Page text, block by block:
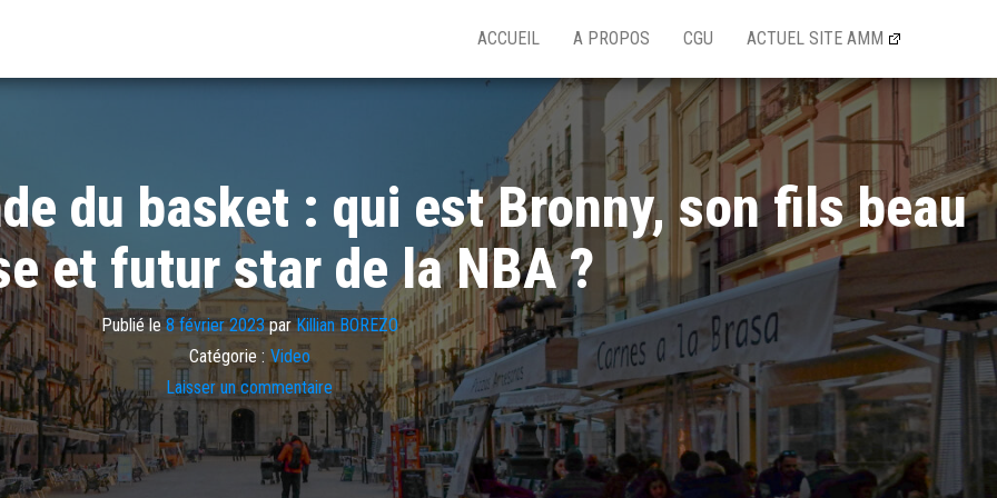
ACCUEIL A PROPOS CGU ACTUEL SITE AMM
du basket : qui est Bronny, son fils beau
et futur star de la NBA ?
Publié le 8 février 2023parKillian BOREZO
Catégorie : Video
Laisser un commentaire